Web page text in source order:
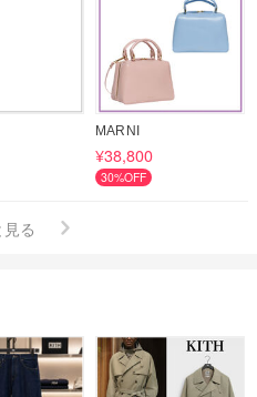
MARNI
¥38,800
30%OFF
見る